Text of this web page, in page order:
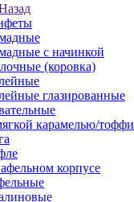
с начинкой
(коровка)
глазированные
карамелью/тоффи
корпусе